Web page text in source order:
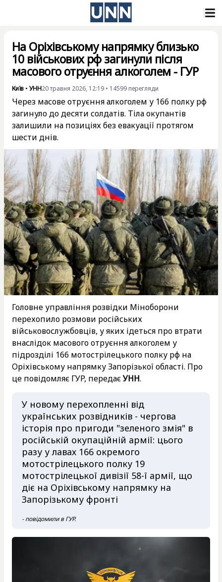
На Оріхівському напрямку близько
10 військових рф загинули після
масового отруєння алкоголем - ГУР
Київ • УНН20 травня 2026, 12:19 • 14599 перегляди
Через масове отруєння алкоголем у 166 полку рф
загинуло до десяти солдатів. Тіла окупантів
залишили на позиціях без евакуації протягом
шести днів.
Головне управління розвідки Міноборони
перехопило розмови російських
військовослужбовців, у яких ідеться про втрати
внаслідок масового отруєння алкоголем у
підрозділі 166 мотострілецького полку рф на
Оріхівському напрямку Запорізької області. Про
це повідомляє ГУР, передаєУНН.
У новому перехопленні від
українських розвідників - чергова
історія про пригоди "зеленого змія" в
російській окупаційній армії: цього
разу у лавах 166 окремого
мотострілецького полку 19
мотострілецької дивізії 58-ї армії, що
діє на Оріхівському напрямку на
Запорізькому фронті
- повідомили в ГУР.